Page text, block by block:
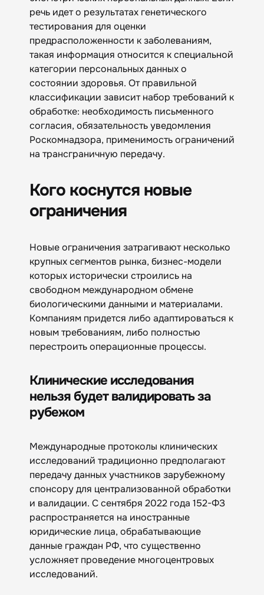
речь идет о результатах генетического
тестирования для оценки
предрасположенности к заболеваниям,
такая информация относится к специальной
категории персональных данных о
состоянии здоровья. От правильной
классификации зависит набор требований к
обработке: необходимость письменного
согласия, обязательность уведомления
Роскомнадзора, применимость ограничений
на трансграничную передачу.
Кого коснутся новые
ограничения
Новые ограничения затрагивают несколько
крупных сегментов рынка, бизнес-модели
которых исторически строились на
свободном международном обмене
биологическими данными и материалами.
Компаниям придется либо адаптироваться к
новым требованиям, либо полностью
перестроить операционные процессы.
Клинические исследования
нельзя будет валидировать за
рубежом
Международные протоколы клинических
исследований традиционно предполагают
передачу данных участников зарубежному
спонсору для централизованной обработки
и валидации. С сентября 2022 года 152-ФЗ
распространяется на иностранные
юридические лица, обрабатывающие
данные граждан РФ, что существенно
усложняет проведение многоцентровых
исследований.